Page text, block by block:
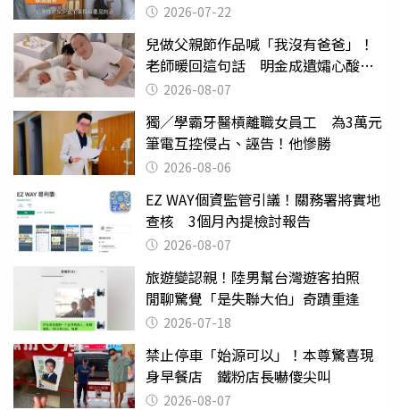
2026-07-22
兒做父親節作品喊「我沒有爸爸」！
老師暖回這句話 明金成遺孀心酸惹
淚 2026-08-07
獨／學霸牙醫槓離職女員工 為3萬元
筆電互控侵占、誣告！他慘勝
2026-08-06
EZ WAY個資監管引議！關務署將實地
查核 3個月內提檢討報告
2026-08-07
旅遊變認親！陸男幫台灣遊客拍照
閒聊驚覺「是失聯大伯」奇蹟重逢
2026-07-18
禁止停車「始源可以」！本尊驚喜現
身早餐店 鐵粉店長嚇傻尖叫
2026-08-07